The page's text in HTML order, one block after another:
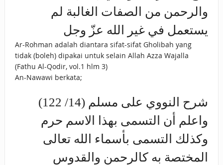
والرحمن من الصفات الغالبة لم
يستعمل في غير الله عزّ وجل
Ar-Rohman adalah diantara sifat-sifat Gholibah yang
tidak (boleh) dipakai untuk selain Allah Azza Wajalla
(Fathu Al-Qodir, vol.1 hlm 3)
An-Nawawi berkata;
شرح النووي على مسلم (14/ 122)
واعلم أن التسمى بهذا الاسم حرم
وكذلك التسمى بأسماء الله تعالى
المختصة به كالرحمن والقدوس